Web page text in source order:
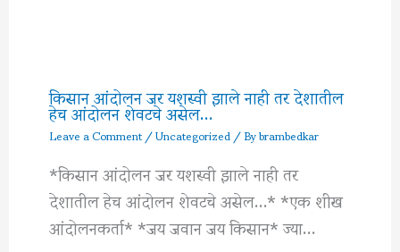
किसान आंदोलन जर यशस्वी झाले नाही तर देशातील
हेच आंदोलन शेवटचे असेल…
Leave a Comment/Uncategorized/ Bybrambedkar
*किसान आंदोलन जर यशस्वी झाले नाही तर
देशातील हेच आंदोलन शेवटचे असेल…* *एक शीख
आंदोलनकर्ता* *जय जवान जय किसान* ज्या…